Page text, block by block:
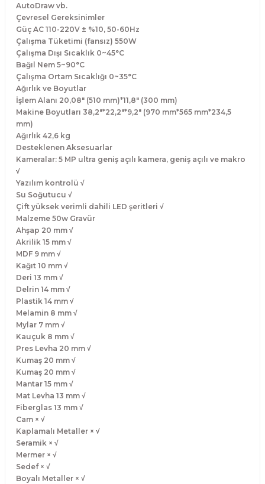
AutoDraw vb.
Çevresel Gereksinimler
Güç AC 110-220V ± %10, 50-60Hz
Çalışma Tüketimi (fansız) 550W
Çalışma Dışı Sıcaklık 0~45°C
Bağıl Nem 5~90°C
Çalışma Ortam Sıcaklığı 0~35°C
Ağırlık ve Boyutlar
İşlem Alanı 20,08" (510 mm)*11,8" (300 mm)
Makine Boyutları 38,2"*22,2"*9,2" (970 mm*565 mm*234,5
mm)
Ağırlık 42,6 kg
Desteklenen Aksesuarlar
Kameralar: 5 MP ultra geniş açılı kamera, geniş açılı ve makro
√
Yazılım kontrolü √
Su Soğutucu √
Çift yüksek verimli dahili LED şeritleri √
Malzeme 50w Gravür
Ahşap 20 mm √
Akrilik 15 mm √
MDF 9 mm √
Kağıt 10 mm √
Deri 13 mm √
Delrin 14 mm √
Plastik 14 mm √
Melamin 8 mm √
Mylar 7 mm √
Kauçuk 8 mm √
Pres Levha 20 mm √
Kumaş 20 mm √
Kumaş 20 mm √
Mantar 15 mm √
Mat Levha 13 mm √
Fiberglas 13 mm √
Cam × √
Kaplamalı Metaller × √
Seramik × √
Mermer × √
Sedef × √
Boyalı Metaller × √